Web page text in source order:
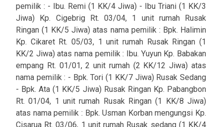
pemilik : - Ibu. Remi (1 KK/4 Jiwa) - Ibu Triani (1 KK/3
Jiwa) Kp. Cigebrig Rt. 03/04, 1 unit rumah Rusak
Ringan (1 KK/5 Jiwa) atas nama pemilik : Bpk. Halimin
Kp. Cikaret Rt. 05/03, 1 unit rumah Rusak Ringan (1
KK/2 Jiwa) atas nama pemilik : Ibu. Yuyun Kp. Babakan
empang Rt. 01/01, 2 unit rumah (2 KK/12 Jiwa) atas
nama pemilik : - Bpk. Tori (1 KK/7 Jiwa) Rusak Sedang
- Bpk. Ata (1 KK/5 Jiwa) Rusak Ringan Kp. Pabangbon
Rt. 01/04, 1 unit rumah Rusak Ringan (1 KK/8 Jiwa)
atas nama pemilik : Bpk. Usman Korban mengungsi Kp.
Cisarua Rt. 03/06, 1 unit rumah Rusak sedang (1 KK/4